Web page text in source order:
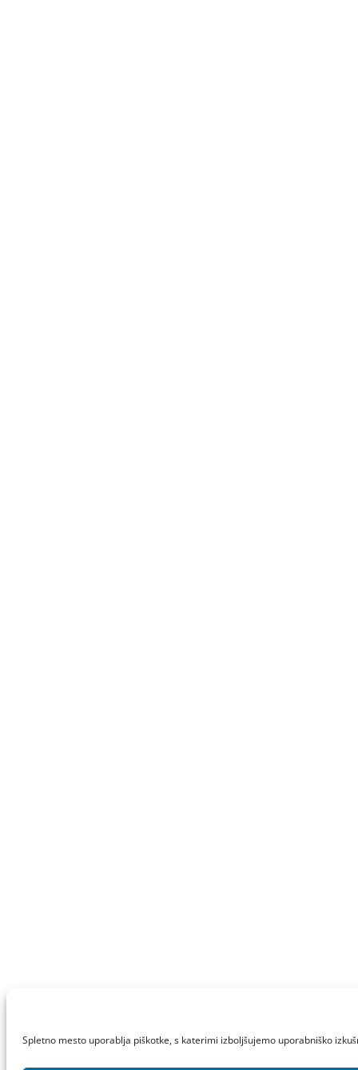
Spletno mesto uporablja piškotke, s katerimi izboljšujemo uporabniško